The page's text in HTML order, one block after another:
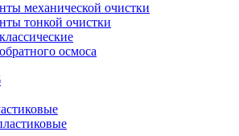
механической очистки
тонкой очистки
осмоса